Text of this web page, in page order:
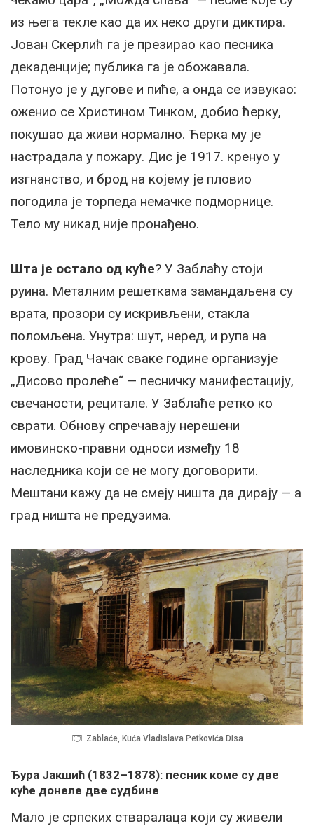
из њега текле као да их неко други диктира.
Јован Скерлић га је презирао као песника
декаденције; публика га је обожавала.
Потонуо је у дугове и пиће, а онда се извукао:
оженио се Христином Тинком, добио ћерку,
покушао да живи нормално. Ћерка му је
настрадала у пожару. Дис је 1917. кренуо у
изгнанство, и брод на којему је пловио
погодила је торпеда немачке подморнице.
Тело му никад није пронађено.
Шта је остало од куће? У Заблаћу стоји
руина. Металним решеткама замандаљена су
врата, прозори су искривљени, стакла
поломљена. Унутра: шут, неред, и рупа на
крову. Град Чачак сваке године организује
„Дисово пролеће“ — песничку манифестацију,
свечаности, рецитале. У Заблаће ретко ко
сврати. Обнову спречавају нерешени
имовинско-правни односи између 18
наследника који се не могу договорити.
Мештани кажу да не смеју ништа да дирају — а
град ништа не предузима.
Zablaće, Kuća Vladislava Petkovića Disa
Ђура Јакшић (1832–1878): песник коме су две
куће донеле две судбине
Мало је српских стваралаца који су живели